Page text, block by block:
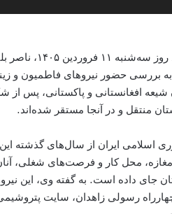
حزب مردم
بررسی حضور نیروهای فاطمیون و
شیعه افغانستانی و پاکستانی، پس
منتقل و در آنجا مستقر شده‌اند.
اسلامی ایران از سال‌های گذشته
محل کار و فرصت‌های شغلی،
داده است. به گفته وی، این
رسولی زاهدان، سایت